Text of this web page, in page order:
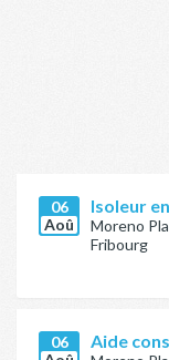
06
Aoû
Isoleur
Moreno
Fribourg
06
Aide